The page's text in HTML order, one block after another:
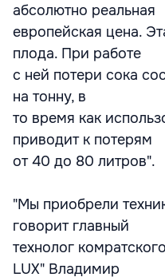
абсолютно реальная
европейская цена.
плода. При работе
с ней потери сока
на тонну, в
то время как
приводит к потерям
от 40 до 80 литров".
"Мы приобрели
говорит главный
технолог
LUX" Владимир